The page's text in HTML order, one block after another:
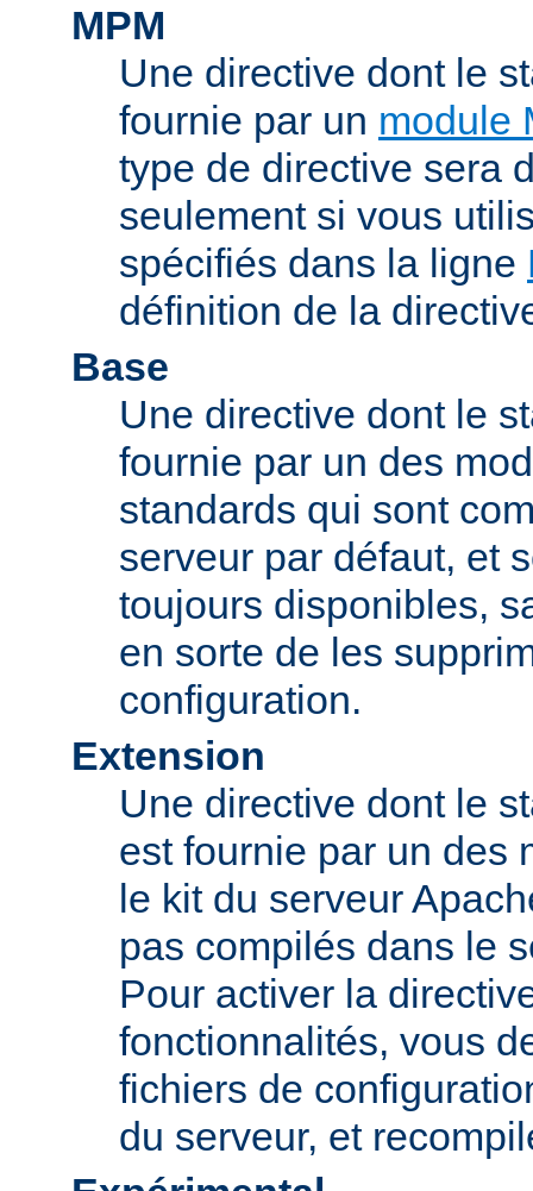
MPM
Une directive dont le
fournie par un module
type de directive sera
seulement si vous
spécifiés dans la ligne
définition de la
Base
Une directive dont le
fournie par un des
standards qui sont
serveur par défaut, et
toujours disponibles,
en sorte de les
configuration.
Extension
Une directive dont le
est fournie par un des
le kit du serveur
pas compilés dans le
Pour activer la
fonctionnalités, vous
fichiers de
du serveur, et